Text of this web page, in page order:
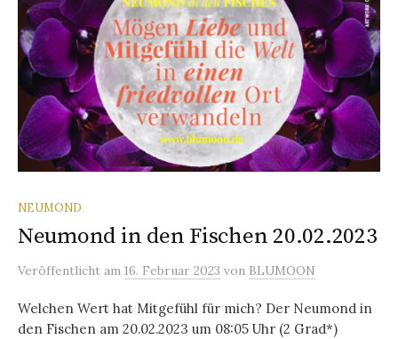
NEUMOND
Neumond in den Fischen 20.02.2023
Veröffentlicht am 16. Februar 2023 von BLUMOON
Welchen Wert hat Mitgefühl für mich? Der Neumond in
den Fischen am 20.02.2023 um 08:05 Uhr (2 Grad*)